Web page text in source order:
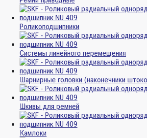
Роликоподшипники
Системы линейного перемещения
Шарнирные головки (наконечники
Шкивы для ремней
Камлоки